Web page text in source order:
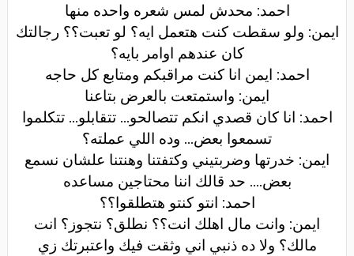
احمد: محدش لمس شعره واحده منها
ايمن: ولو سقطت كنت هتعمل ايه؟ لو تعبت؟؟ رجالتك
كان عندهم اوامر بايه؟
احمد: ايمن انا كنت مراقبكم ومتابع كل حاجه
ايمن: واستمتعت بالعرض بتاعنا
احمد: انا كان قصدي انكم تتصالحو... تتقابلو... تتكلموا
تسمعوا بعض... وده اللي عملته؟
ايمن: خدرتها وضربتيني وكتفتنا وهنتنا علشان نسمع
بعض.... حد قالك اننا محتاجين مساعده
احمد: انتو كنتو هتطلقوا؟؟
ايمن: وانت مال اهلك انت؟؟ نطلق؟ نتجوز؟ انت
مالك؟ ولا ده ذنبي اني وثقت فيك واعتبرتك زي